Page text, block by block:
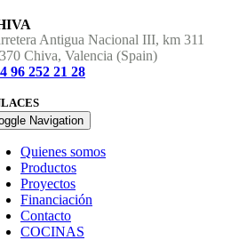
Antigua Nacional III, km 311
Chiva, Valencia (Spain)
96 252 21 28
Navigation
Quienes somos
Productos
Proyectos
Financiación
Contacto
COCINAS